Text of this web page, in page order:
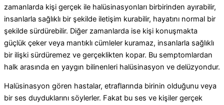
zamanlarda kişi gerçek ile halüsinasyonları birbirinden ayırabilir,
insanlarla sağlıklı bir şekilde iletişim kurabilir, hayatını normal bir
şekilde sürdürebilir. Diğer zamanlarda ise kişi konuşmakta
güçlük çeker veya mantıklı cümleler kuramaz, insanlarla sağlıklı
bir ilişki sürdüremez ve gerçeklikten kopar. Bu semptomlardan
halk arasında en yaygın bilinenleri halüsinasyon ve delüzyondur.
Halüsinasyon gören hastalar, etraflarında birinin olduğunu veya
bir ses duyduklarını söylerler. Fakat bu ses ve kişiler gerçek